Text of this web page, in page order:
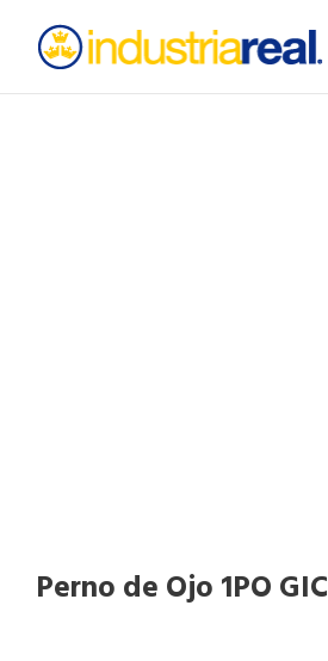
Perno de Ojo 1PO GIC